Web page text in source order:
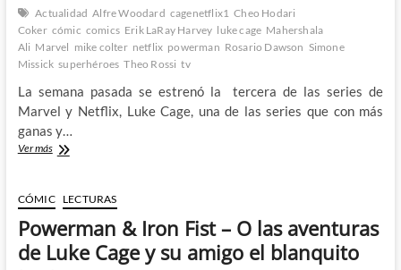
del
Iron
Fist
Netflix
Actualidad Alfre Woodard cagenetflix1 Cheo Hodari
Coker cómic comics Erik LaRay Harvey luke cage Mahershala
Ali Marvel mike colter netflix powerman Rosario Dawson Simone
Missick superhéroes Theo Rossi tv
La semana pasada se estrenó la tercera de las series de
Marvel y Netflix, Luke Cage, una de las series que con más
ganas y…
Ver másLuke
llegado
a
Netflix,
pero…
Where's
CÓMIC LECTURAS
Powerman & Iron Fist – O las aventuras
de Luke Cage y su amigo el blanquito